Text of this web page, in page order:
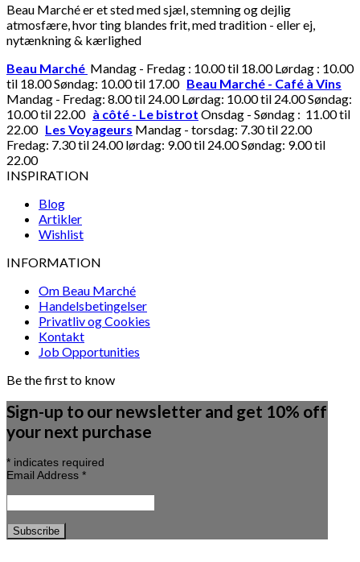
Beau Marché er et sted med sjæl, stemning og dejlig
atmosfære, hvor ting blandes frit, med tradition - eller ej,
nytænkning & kærlighed
Beau Marché Mandag - Fredag : 10.00 til 18.00 Lørdag : 10.00
til 18.00 Søndag: 10.00 til 17.00 Beau Marché - Café à Vins
Mandag - Fredag: 8.00 til 24.00 Lørdag: 10.00 til 24.00 Søndag:
10.00 til 22.00 à côté - Le bistrot Onsdag - Søndag : 11.00 til
22.00 Les Voyageurs Mandag - torsdag: 7.30 til 22.00
Fredag: 7.30 til 24.00 lørdag: 9.00 til 24.00 Søndag: 9.00 til
22.00
INSPIRATION
Blog
Artikler
Wishlist
INFORMATION
Om Beau Marché
Handelsbetingelser
Privatliv og Cookies
Kontakt
Job Opportunities
Be the first to know
Sign-up to our newsletter and get 10% off
your next purchase
* indicates required
Email Address *